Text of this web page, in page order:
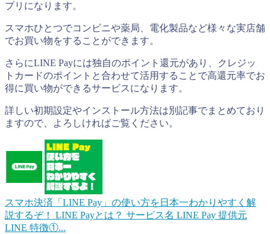
プリになります。
スマホひとつでコンビニや薬局、電化製品など様々な実店舗
でお買い物をすることができます。
さらにLINE Payには独自のポイント還元があり、クレジッ
トカードのポイントと合わせて活用することで高還元率でお
得に買い物ができるサービスになります。
詳しい初期設定やインストール方法は別記事でまとめており
ますので、よろしければご覧ください。
スマホ決済「LINE Pay」の使い方を日本一わかりやすく解
説するぞ！
LINE Payとは？ サービス名 LINE Pay 提供元
LINE 特徴①...